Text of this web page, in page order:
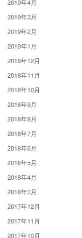
2019年4月
2019年3月
2019年2月
2019年1月
2018年12月
2018年11月
2018年10月
2018年9月
2018年8月
2018年7月
2018年6月
2018年5月
2018年4月
2018年3月
2017年12月
2017年11月
2017年10月